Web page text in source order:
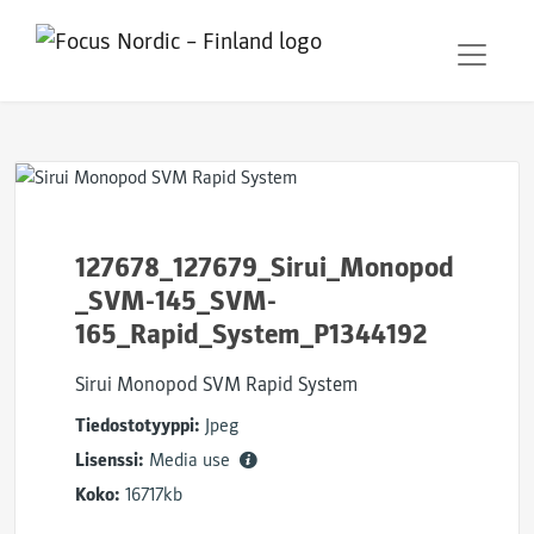
127678_127679_Sirui_Monopod
_SVM-145_SVM-
165_Rapid_System_P1344192
Sirui Monopod SVM Rapid System
Tiedostotyyppi: Jpeg
Lisenssi: Media use
Koko: 16717kb